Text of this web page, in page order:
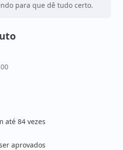
para que dê tudo certo.
até 84 vezes
aprovados